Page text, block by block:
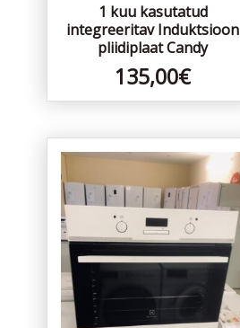
1 kuu kasutatud
integreeritav Induktsioon
pliidiplaat Candy
135,00€